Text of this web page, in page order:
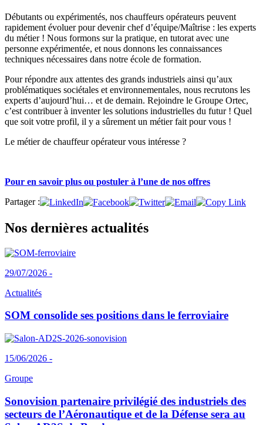
Débutants ou expérimentés, nos chauffeurs opérateurs peuvent
rapidement évoluer pour devenir chef d’équipe/Maîtrise : les experts
du métier ! Nous formons sur la pratique, en tutorat avec une
personne expérimentée, et nous donnons les connaissances
techniques nécessaires dans notre école de formation.
Pour répondre aux attentes des grands industriels ainsi qu’aux
problématiques sociétales et environnementales, nous recrutons les
experts d’aujourd’hui… et de demain. Rejoindre le Groupe Ortec,
c’est contribuer à inventer les solutions industrielles du futur ! Quel
que soit votre profil, il y a sûrement un métier fait pour vous !
Le métier de chauffeur opérateur vous intéresse ?
Pour en savoir plus ou postuler à l’une de nos offres
Partager :
Nos dernières actualités
29/07/2026 -
Actualités
SOM consolide ses positions dans le ferroviaire
15/06/2026 -
Groupe
Sonovision partenaire privilégié des industriels des
secteurs de l’Aéronautique et de la Défense sera au